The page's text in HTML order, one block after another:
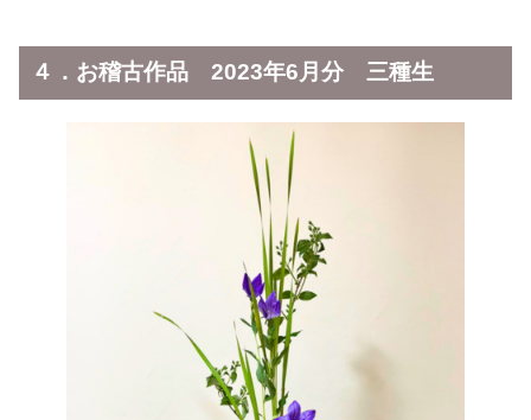
４．お稽古作品 2023年6月分 三種生